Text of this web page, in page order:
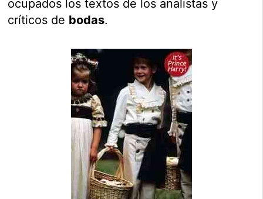
ocupados los textos de los analistas y
críticos de bodas.